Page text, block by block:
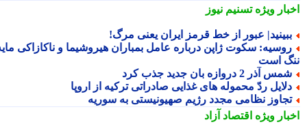
ویژهتسنیم نیوز
عبور از خط قرمز ایران یعنی مرگ!
سکوت ژاپن درباره عامل بمباران هیروشیما و ناکازاکی مایه
است
آذر 2 دروازه بان جدید جذب کرد
ردّ محموله های غذایی صادراتی ترکیه از اروپا
نظامی مجدد رژیم صهیونیستی به سوریه
ویژهاقتصاد آزاد